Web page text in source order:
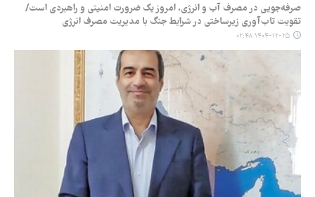
صرفه‌جویی در مصرف آب و انرژی، امروز یک ضرورت امنیتی و راهبردی است/
تقویت تاب‌آوری زیرساختی در شرایط جنگ با مدیریت مصرف انرژی
۱۴۰۴-۱۲-۲۵ ۰۲:۴۸